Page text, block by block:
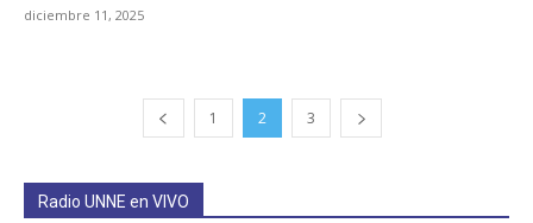
diciembre 11, 2025
1 2 3
Radio UNNE en VIVO